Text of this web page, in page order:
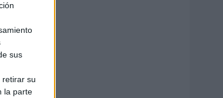
sus
retirar su
la parte